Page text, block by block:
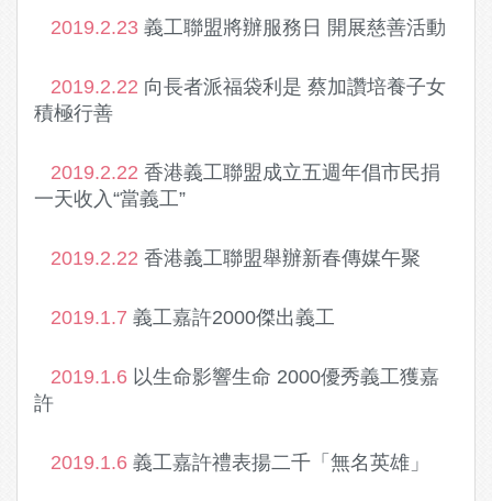
2019.2.23 義工聯盟將辦服務日 開展慈善活動
2019.2.22 向長者派福袋利是 蔡加讚 培養子女
積極行善
2019.2.22 香港義工聯盟成立五週年倡市民捐
一天收入“當義工”
2019.2.22 香港義工聯盟舉辦新春傳媒午聚
2019.1.7 義工嘉許2000傑出義工
2019.1.6 以生命影響生命 2000優秀義工獲嘉
許
2019.1.6 義工嘉許禮表揚二千「無名英雄」